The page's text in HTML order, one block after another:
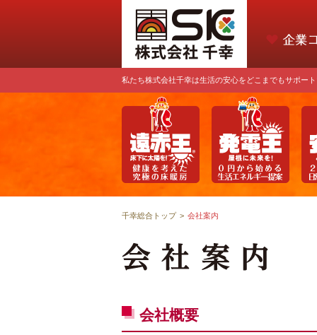
私たち株式会社千幸は生活の安心をどこまでもサポー
千幸総合トップ > 会社案内
会社概要